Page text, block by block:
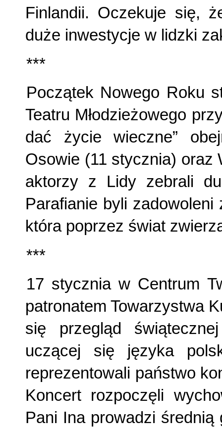
Finlandii. Oczekuje się,
duże inwestycje w lidzki
***
Początek Nowego Roku
Teatru Młodzieżowego
dać życie wieczne”
Osowie (11 stycznia) oraz
aktorzy z Lidy zebrali
Parafianie byli
która poprzez świat
***
17 stycznia w Centrum
patronatem Towarzystwa
się przegląd
uczącej się języka
reprezentowali państwo
Koncert rozpoczęli
Pani Ina prowadzi średnią